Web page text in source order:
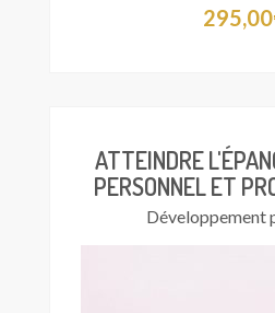
295,00
ATTEINDRE
PERSONNEL ET
Développement